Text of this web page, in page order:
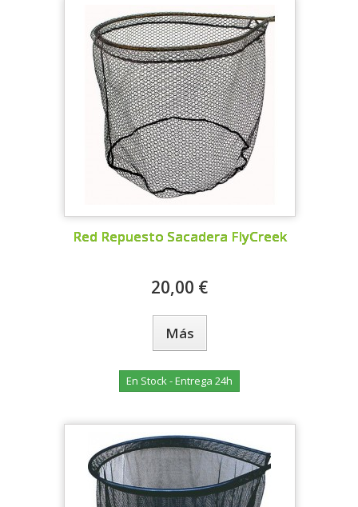
Red Repuesto Sacadera FlyCreek
20,00 €
Más
En Stock - Entrega 24h